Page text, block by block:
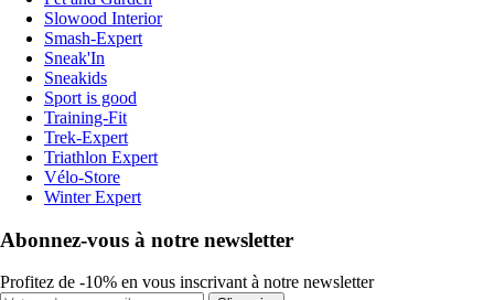
Slowood Interior
Smash-Expert
Sneak'In
Sneakids
Sport is good
Training-Fit
Trek-Expert
Triathlon Expert
Vélo-Store
Winter Expert
Abonnez-vous à notre newsletter
Profitez de -10% en vous inscrivant à notre newsletter